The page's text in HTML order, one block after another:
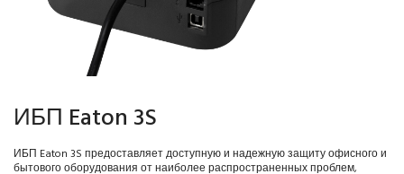
ИБП Eaton 3S
ИБП Eaton 3S предоставляет доступную и надежную защиту офисного и
бытового оборудования от наиболее распространенных проблем,